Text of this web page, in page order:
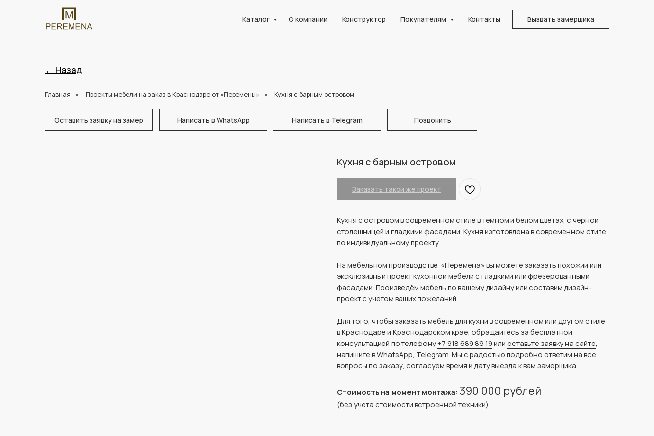
Каталог О компании Конструктор Покупателям Контакты Вызвать замерщика
← Назад
Главная » Проекты мебели на заказ в Краснодаре от «Перемены» » Кухня с барным островом
Оставить заявку на замер Написать в WhatsApp Написать в Telegram Позвонить
Кухня с барным островом
Заказать такой же проект
Кухня с островом в современном стиле в темном и белом цветах, с черной
столешницей и гладкими фасадами. Кухня изготовлена в современном стиле,
по индивидуальному проекту.
На мебельном производстве «Перемена» вы можете заказать похожий или
эксклюзивный проект кухонной мебели с гладкими или фрезерованными
фасадами. Произведём мебель по вашему дизайну или составим дизайн-
проект с учетом ваших пожеланий.
Для того, чтобы заказать мебель для кухни в современном или другом стиле
в Краснодаре и Краснодарском крае, обращайтесь за бесплатной
консультацией по телефону+7 918 689 89 19илиоставьте заявку на сайте,
напишите вWhatsApp, Telegram. Мы с радостью подробно ответим на все
вопросы по заказу, согласуем время и дату выезда к вам замерщика.
Стоимость на момент монтажа: 390 000 рублей
(без учета стоимости встроенной техники)